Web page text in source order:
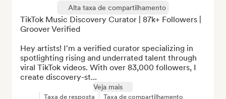
Alta taxa de compartilhamento
TikTok Music Discovery Curator | 87k+ Followers |
Groover Verified
Hey artists! I'm a verified curator specializing in
spotlighting rising and underrated talent through
viral TikTok videos. With over 83,000 followers, I
create discovery-st...
Veja mais
Taxa de resposta Taxa de compartilhamento